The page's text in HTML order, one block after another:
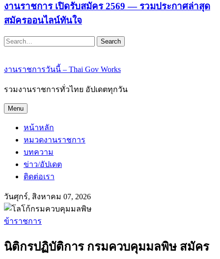
งานราชการ เปิดรับสมัคร 2569 — รวมประกาศล่าสุด
สมัครออนไลน์ทันใจ
Search
งานราชการวันนี้ – Thai Gov Works
รวมงานราชการทั่วไทย อัปเดตทุกวัน
Menu
หน้าหลัก
หมวดงานราชการ
บทความ
ข่าว/อัปเดต
ติดต่อเรา
วันศุกร์, สิงหาคม 07, 2026
ข้าราชการ
นิติกรปฏิบัติการ กรมควบคุมมลพิษ สมัคร